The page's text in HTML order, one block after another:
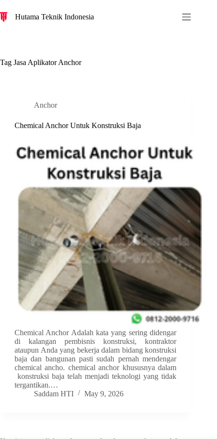
c
Hutama Teknik Indonesia
Tag Jasa Aplikator Anchor
Anchor
Chemical Anchor Untuk Konstruksi Baja
Chemical Anchor Adalah kata yang sering didengar
di kalangan pembisnis konstruksi, kontraktor
ataupun Anda yang bekerja dalam bidang konstruksi
baja dan bangunan pasti sudah pernah mendengar
chemical ancho. chemical anchor khususnya dalam
konstruksi baja telah menjadi teknologi yang tidak
tergantikan.…
Saddam HTI
May 9, 2026